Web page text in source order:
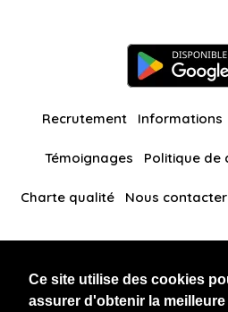
Ce site utilise des cookies
assurer d'obtenir la
Recrutement Informations
Témoignages Politique de
Charte qualité Nous contacter
BlackAndBeauties